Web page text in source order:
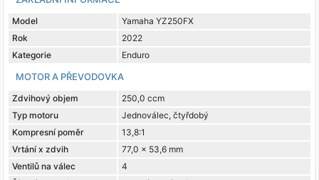
Model
Yamaha YZ250FX
Rok
2022
Kategorie
Enduro
MOTOR A PŘEVODOVKA
Zdvihový objem
250,0 ccm
Typ motoru
Jednoválec, čtyřdobý
Kompresní poměr
13,8:1
Vrtání x zdvih
77,0 x 53,6 mm
Ventilů na válec
4